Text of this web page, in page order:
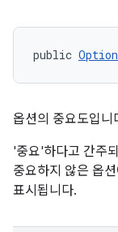
public
옵션의 중요도입니
'중요'하다고 간주
중요하지 않은 옵
표시됩니다.